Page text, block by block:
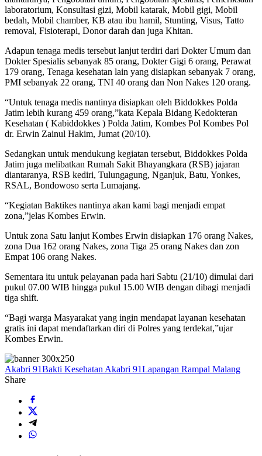
laboratorium, Konsultasi gizi, Mobil katarak, Mobil gigi, Mobil
bedah, Mobil chamber, KB atau ibu hamil, Stunting, Visus, Tatto
removal, Fisioterapi, Donor darah dan juga Khitan.
Adapun tenaga medis tersebut lanjut terdiri dari Dokter Umum dan
Dokter Spesialis sebanyak 85 orang, Dokter Gigi 6 orang, Perawat
179 orang, Tenaga kesehatan lain yang disiapkan sebanyak 7 orang,
PMI sebanyak 22 orang, TNI 40 orang dan Non Nakes 120 orang.
“Untuk tenaga medis nantinya disiapkan oleh Biddokkes Polda
Jatim lebih kurang 459 orang,”kata Kepala Bidang Kedokteran
Kesehatan ( Kabiddokkes ) Polda Jatim, Kombes Pol Kombes Pol
dr. Erwin Zainul Hakim, Jumat (20/10).
Sedangkan untuk mendukung kegiatan tersebut, Biddokkes Polda
Jatim juga melibatkan Rumah Sakit Bhayangkara (RSB) jajaran
diantaranya, RSB kediri, Tulungagung, Nganjuk, Batu, Yonkes,
RSAL, Bondowoso serta Lumajang.
“Kegiatan Baktikes nantinya akan kami bagi menjadi empat
zona,”jelas Kombes Erwin.
Untuk zona Satu lanjut Kombes Erwin disiapkan 176 orang Nakes,
zona Dua 162 orang Nakes, zona Tiga 25 orang Nakes dan zon
Empat 106 orang Nakes.
Sementara itu untuk pelayanan pada hari Sabtu (21/10) dimulai dari
pukul 07.00 WIB hingga pukul 15.00 WIB dengan dibagi menjadi
tiga shift.
“Bagi warga Masyarakat yang ingin mendapat layanan kesehatan
gratis ini dapat mendaftarkan diri di Polres yang terdekat,”ujar
Kombes Erwin.
Akabri 91Bakti Kesehatan Akabri 91Lapangan Rampal Malang
Share